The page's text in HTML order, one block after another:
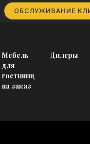
ОБСЛУЖИВАНИЕ
Мебель
для
гостиниц
на заказ
Дилеры